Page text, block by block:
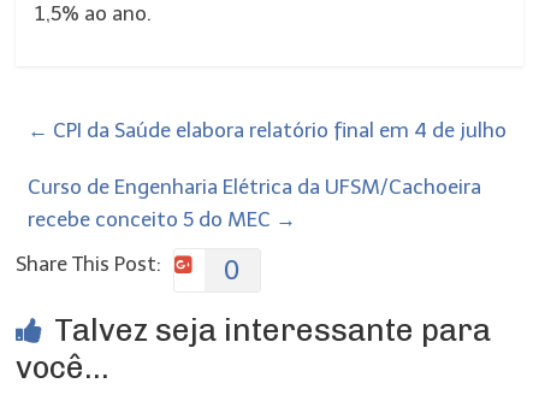
1,5% ao ano.
← CPI da Saúde elabora relatório final em 4 de julho
Curso de Engenharia Elétrica da UFSM/Cachoeira
recebe conceito 5 do MEC →
Share This Post:
0
Talvez seja interessante para
você...